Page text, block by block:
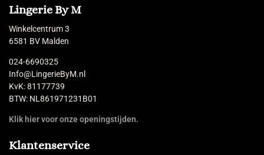
Lingerie By M
Winkelcentrum 3
6581 BV Malden
024-6690325
Info@LingerieByM.nl
KvK: 81177739
BTW: NL861971231B01
Klik hier voor onze openingstijden.
Klantenservice